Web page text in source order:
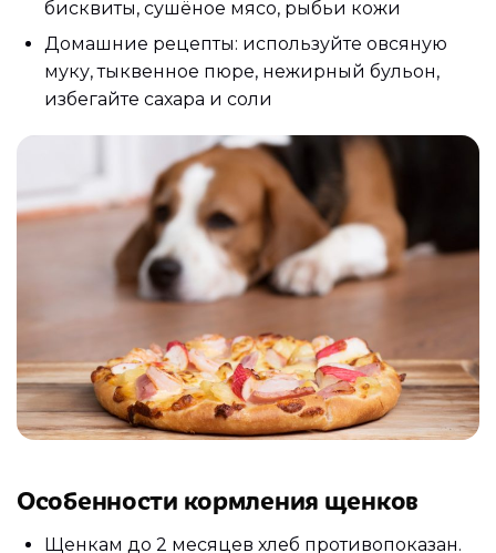
бисквиты, сушёное мясо, рыбьи кожи
Домашние рецепты: используйте овсяную
муку, тыквенное пюре, нежирный бульон,
избегайте сахара и соли
Особенности кормления щенков
Щенкам до 2 месяцев хлеб противопоказан.